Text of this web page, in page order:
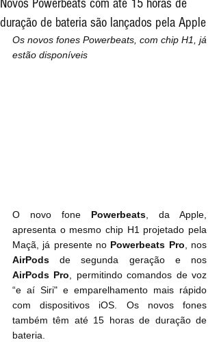
Novos Powerbeats com até 15 horas de
duração de bateria são lançados pela Apple
Os novos fones Powerbeats, com chip H1, já
estão disponíveis
O novo fone Powerbeats, da Apple,
apresenta o mesmo chip H1 projetado pela
Maçã, já presente no Powerbeats Pro
AirPods
AirPods Pro, permitindo comandos de voz
“e aí Siri" e emparelhamento mais rápido
com dispositivos iOS. Os novos fones
também têm até 15 horas de duração de
bateria.